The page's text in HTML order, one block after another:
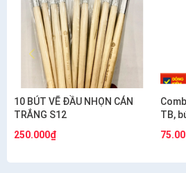
10 BÚT VẼ ĐẦU NHỌN CÁN
TRẮNG S12
250.000₫
TB,
S12,